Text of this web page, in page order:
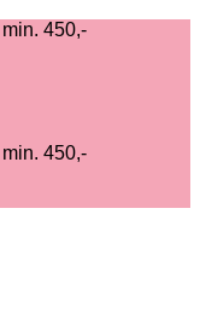
450,-
450,-